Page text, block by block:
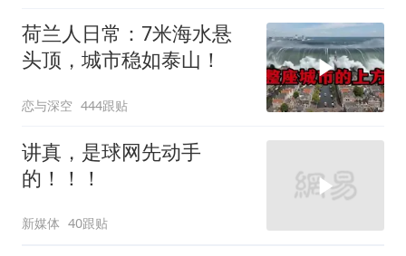
荷兰人日常：7米海水悬
头顶，城市稳如泰山！
恋与深空 444跟贴
讲真，是球网先动手
的！！！
新媒体 40跟贴